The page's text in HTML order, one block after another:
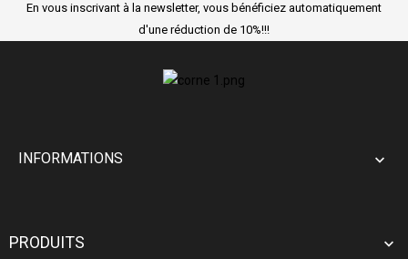
En vous inscrivant à la newsletter, vous bénéficiez automatiquement
d'une réduction de 10%!!!
INFORMATIONS 
PRODUITS 